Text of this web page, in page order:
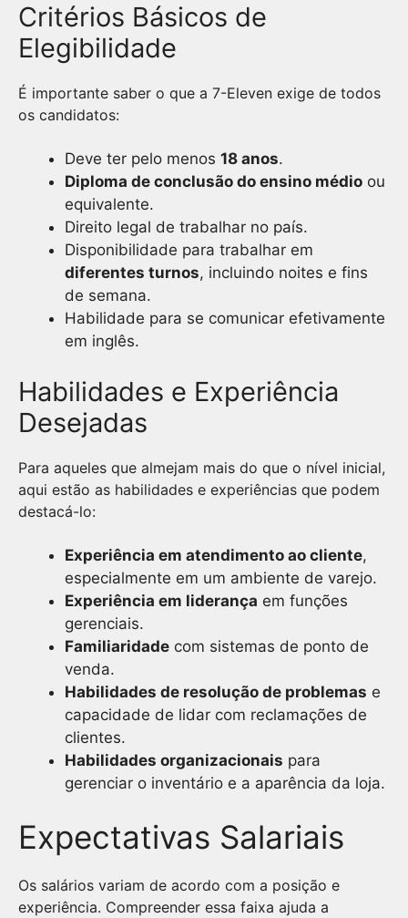
Critérios Básicos de
Elegibilidade
É importante saber o que a 7-Eleven exige de todos
os candidatos:
Deve ter pelo menos 18 anos.
Diploma de conclusão do ensino médio ou
equivalente.
Direito legal de trabalhar no país.
Disponibilidade para trabalhar em
diferentes turnos, incluindo noites e fins
de semana.
Habilidade para se comunicar efetivamente
em inglês.
Habilidades e Experiência
Desejadas
Para aqueles que almejam mais do que o nível inicial,
aqui estão as habilidades e experiências que podem
destacá-lo:
Experiência em atendimento ao cliente,
especialmente em um ambiente de varejo.
Experiência em liderança em funções
gerenciais.
Familiaridade com sistemas de ponto de
venda.
Habilidades de resolução de problemas e
capacidade de lidar com reclamações de
clientes.
Habilidades organizacionais para
gerenciar o inventário e a aparência da loja.
Expectativas Salariais
Os salários variam de acordo com a posição e
experiência. Compreender essa faixa ajuda a